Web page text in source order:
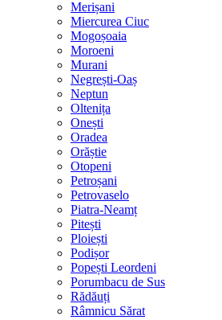
Merișani
Miercurea Ciuc
Mogoșoaia
Moroeni
Murani
Negrești-Oaș
Neptun
Oltenița
Onești
Oradea
Orăștie
Otopeni
Petroșani
Petrovaselo
Piatra-Neamț
Pitești
Ploiești
Podișor
Popești Leordeni
Porumbacu de Sus
Rădăuți
Râmnicu Sărat